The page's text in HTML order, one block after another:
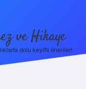
ve Hikaye
dolu keyifli öneriler!